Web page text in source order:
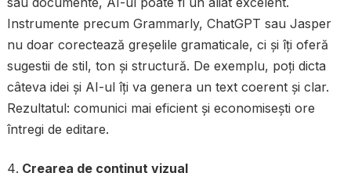
Instrumente precum Grammarly, ChatGPT sau Jasper
nu doar corectează greșelile gramaticale, ci și îți oferă
sugestii de stil, ton și structură. De exemplu, poți dicta
câteva idei și AI-ul îți va genera un text coerent și clar.
Rezultatul: comunici mai eficient și economisești ore
întregi de editare.
Crearea de conținut vizual